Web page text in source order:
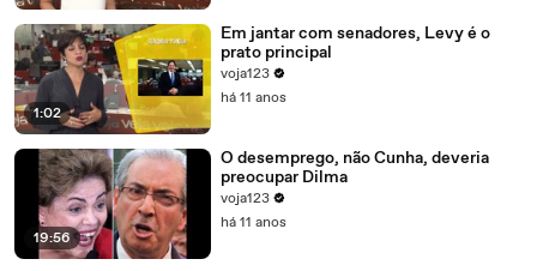
1:02
Em jantar com senadores, Levy é o
prato principal
voja123
há 11 anos
19:56
O desemprego, não Cunha, deveria
preocupar Dilma
voja123
há 11 anos